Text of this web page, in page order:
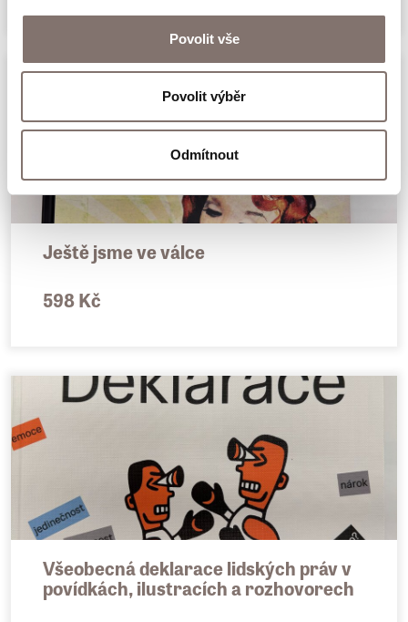
Povolit vše
Povolit výběr
Odmítnout
Ještě jsme ve válce
598 Kč
Všeobecná deklarace lidských práv v
povídkách, ilustracích a rozhovorech